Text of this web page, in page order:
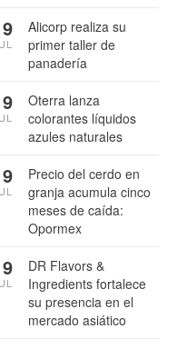
Alicorp realiza su
primer taller de
panadería
Oterra lanza
colorantes líquidos
azules naturales
Precio del cerdo en
granja acumula cinco
meses de caída:
Opormex
DR Flavors &
Ingredients fortalece
su presencia en el
mercado asiático